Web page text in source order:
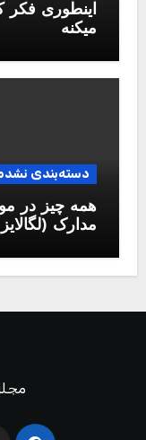
اینطوری فکر
میکنه
دسته‌بندی
همه چیز در
مدارک